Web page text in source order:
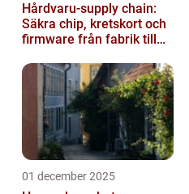
Hårdvaru-supply chain:
Säkra chip, kretskort och
firmware från fabrik till
01 december 2025